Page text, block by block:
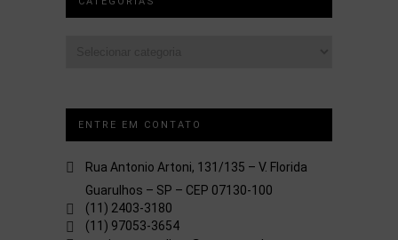
ENTRE EM CONTATO
Rua Antonio Artoni, 131/135 – V. Florida
Guarulhos – SP – CEP 07130-100
(11) 2403-3180
(11) 97053-3654